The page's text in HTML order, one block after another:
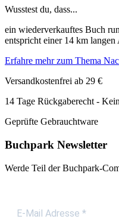
Wusstest du, dass...
ein wiederverkauftes Buch
entspricht einer 14 km langen
Erfahre mehr zum Thema
Versandkostenfrei ab 29 €
14 Tage Rückgaberecht -
Geprüfte Gebrauchtware
Buchpark Newsletter
Werde Teil der Buchpark-